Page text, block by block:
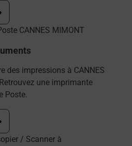
des impressions à CANNES
une imprimante
Poste.